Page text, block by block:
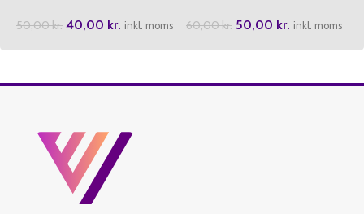
50,00kr. 40,00 kr. inkl. moms 60,00kr. 50,00 kr. inkl. moms